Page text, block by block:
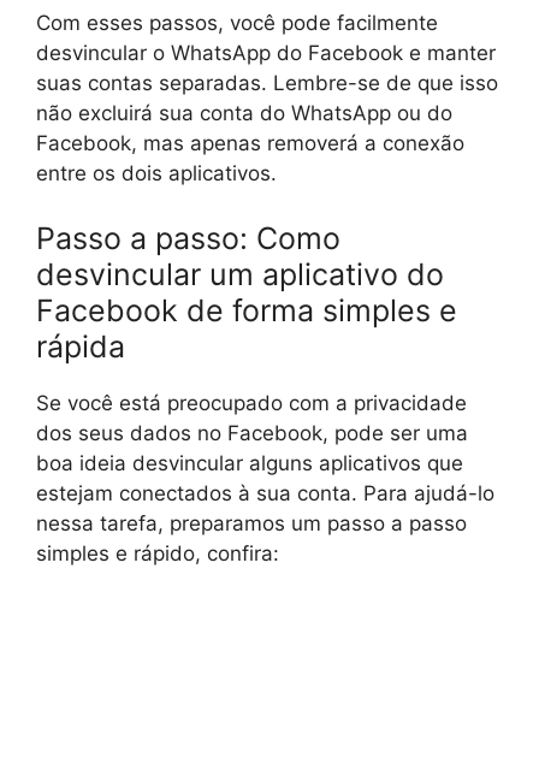
Com esses passos, você pode facilmente
desvincular o WhatsApp do Facebook e manter
suas contas separadas. Lembre-se de que isso
não excluirá sua conta do WhatsApp ou do
Facebook, mas apenas removerá a conexão
entre os dois aplicativos.
Passo a passo: Como
desvincular um aplicativo do
Facebook de forma simples e
rápida
Se você está preocupado com a privacidade
dos seus dados no Facebook, pode ser uma
boa ideia desvincular alguns aplicativos que
estejam conectados à sua conta. Para ajudá-lo
nessa tarefa, preparamos um passo a passo
simples e rápido, confira: